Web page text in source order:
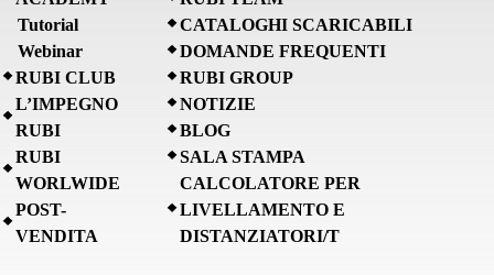
Tutorial
Webinar
RUBI CLUB
L’IMPEGNO
RUBI
RUBI
WORLWIDE
POST-
VENDITA
CATALOGHI SCARICABILI
DOMANDE FREQUENTI
RUBI GROUP
NOTIZIE
BLOG
SALA STAMPA
CALCOLATORE PER
LIVELLAMENTO E
DISTANZIATORI/T